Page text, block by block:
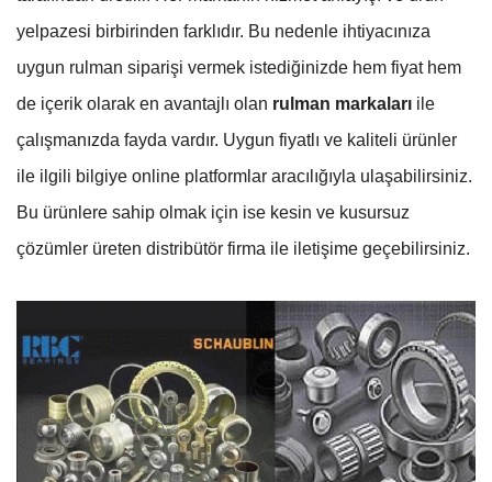
yelpazesi birbirinden farklıdır. Bu nedenle ihtiyacınıza
uygun rulman siparişi vermek istediğinizde hem fiyat hem
de içerik olarak en avantajlı olan rulman markaları ile
çalışmanızda fayda vardır. Uygun fiyatlı ve kaliteli ürünler
ile ilgili bilgiye online platformlar aracılığıyla ulaşabilirsiniz.
Bu ürünlere sahip olmak için ise kesin ve kusursuz
çözümler üreten distribütör firma ile iletişime geçebilirsiniz.